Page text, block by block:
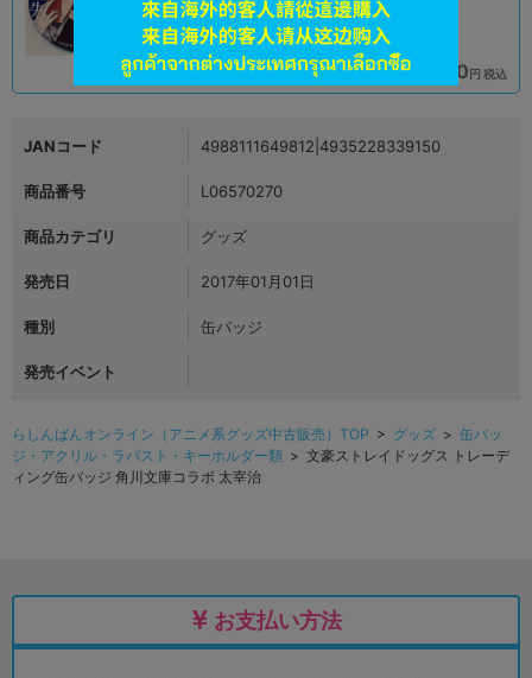
在庫あり 3,608 円 税込 在庫あり 1,590円 税込
JANコード 4988111649812|4935228339150
商品番号 L06570270
商品カテゴリ グッズ
発売日 2017年01月01日
種別 缶バッジ
発売イベント
らしんばんオンライン（アニメ系グッズ中古販売）TOP > グッズ > 缶バッ
ジ・アクリル・ラバスト・キーホルダー類 > 文豪ストレイドッグス トレーデ
ィング缶バッジ 角川文庫コラボ 太宰治
お支払い方法